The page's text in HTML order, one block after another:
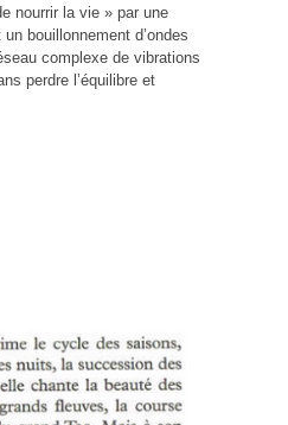
nourrir la vie » par une
bouillonnement d’ondes
complexe de vibrations
perdre l’équilibre et